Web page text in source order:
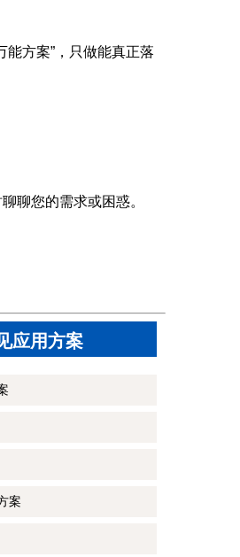
方案”，只做能真正落
聊您的需求或困惑。
应用方案
案